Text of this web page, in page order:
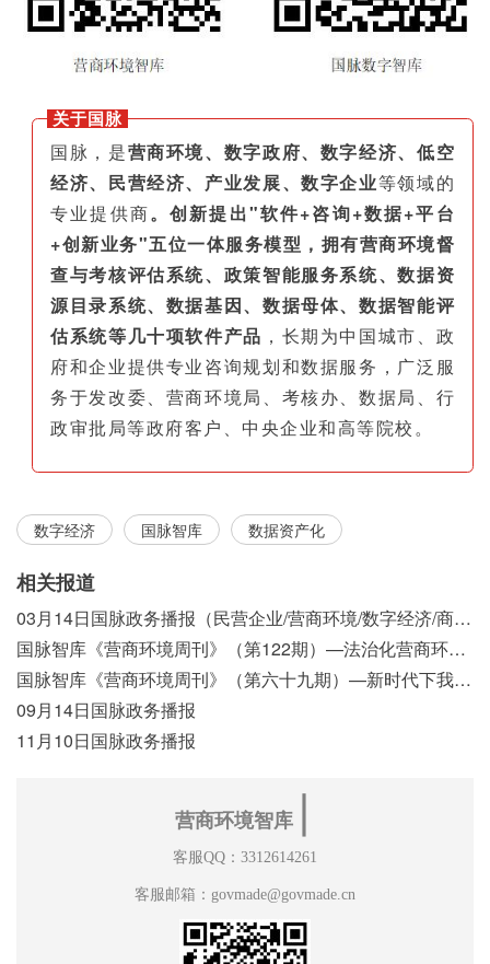
关于国脉
国脉，是营商环境、数字政府、数字经济、低空
经济、民营经济、产业发展、数字企业等领域的
专业提供商。创新提出"软件+咨询+数据+平台
+创新业务"五位一体服务模型，拥有营商环境督
查与考核评估系统、政策智能服务系统、数据资
源目录系统、数据基因、数据母体、数据智能评
估系统等几十项软件产品 ，长期为中国城市、政
府和企业提供专业咨询规划和数据服务，广泛服
务于发改委、营商环境局、考核办、数据局、行
政审批局等政府客户、中央企业和高等院校。
数字经济 国脉智库 数据资产化
相关报道
03月14日国脉政务播报（民营企业/营商环境/数字经济/商事制度改革）
国脉智库《营商环境周刊》（第122期）—法治化营商环境视域下我国行政执法公示制度浅析
国脉智库《营商环境周刊》（第六十九期）—新时代下我国营商环境标准体系构建初探
09月14日国脉政务播报
11月10日国脉政务播报
营商环境智库
客服QQ：3312614261
客服邮箱：govmade@govmade.cn